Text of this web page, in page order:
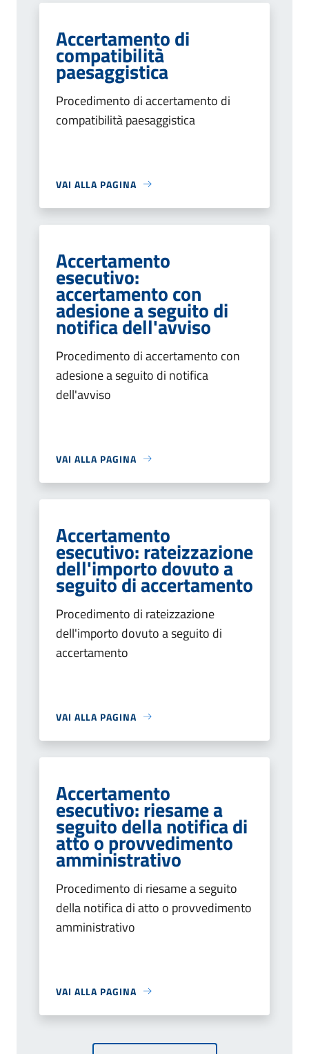
Accertamento di
compatibilità
paesaggistica
Procedimento di accertamento di
compatibilità paesaggistica
VAI ALLA PAGINA
Accertamento
esecutivo:
accertamento con
adesione a seguito di
notifica dell'avviso
Procedimento di accertamento con
adesione a seguito di notifica
dell'avviso
VAI ALLA PAGINA
Accertamento
esecutivo: rateizzazione
dell'importo dovuto a
seguito di accertamento
Procedimento di rateizzazione
dell'importo dovuto a seguito di
accertamento
VAI ALLA PAGINA
Accertamento
esecutivo: riesame a
seguito della notifica di
atto o provvedimento
amministrativo
Procedimento di riesame a seguito
della notifica di atto o provvedimento
amministrativo
VAI ALLA PAGINA